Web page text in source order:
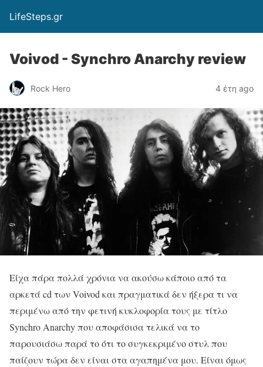
LifeSteps.gr
Voivod - Synchro Anarchy review
Rock Hero 4 έτη ago
Είχα πάρα πολλά χρόνια να ακούσω κάποιο από τα
αρκετά cd των Voivod και πραγματικά δεν ήξερα τι να
περιμένω από την φετινή κυκλοφορία τους με τίτλο
Synchro Anarchy που αποφάσισα τελικά να το
παρουσιάσω παρά το ότι το συγκεκριμένο στυλ που
παίζουν τώρα δεν είναι στα αγαπημένα μου. Είναι όμως